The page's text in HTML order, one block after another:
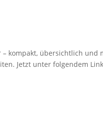
kompakt, übersichtlich
Jetzt unter folgendem